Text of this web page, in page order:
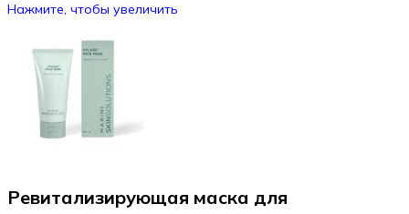
Нажмите, чтобы увеличить
Ревитализирующая маска для